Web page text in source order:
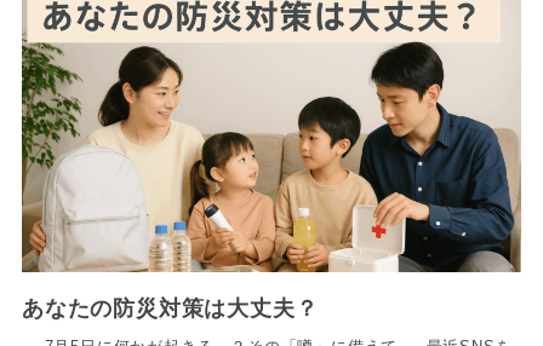
あなたの防災対策は大丈夫？